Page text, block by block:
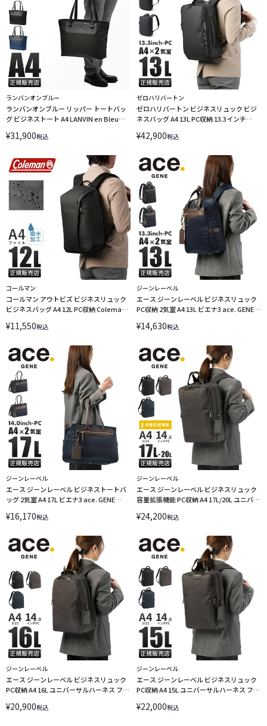
ランバンオンブルー
ランバンオンブルー リッパー トートバッ
グ ビジネストート A4 LANVIN en Bleu
¥31,900税込
ゼロハリバートン
ゼロハリバートン ビジネスリュック ビジ
ネスバッグ A4 13L PC収納 13.3インチ
¥42,900税込
コールマン
コールマン アウトビズ ビジネスリュック
ビジネスバッグ A4 12L PC収納 Coleman
¥11,550税込
ジーンレーベル
エース ジーンレーベル ビジネスリュック
PC収納 2気室 A4 13L ビエナ3 ace. GENE
¥14,630税込
ジーンレーベル
エース ジーンレーベル ビジネストートバ
ッグ 2気室 A4 17L ビエナ3 ace. GENE
¥16,170税込
ジーンレーベル
エース ジーンレーベル ビジネスリュック
容量拡張機能 PC収納 A4 17L/20L ユニバー
LABEL FITEMME 68684
¥24,200税込
ジーンレーベル
エース ジーンレーベル ビジネスリュック
PC収納 A4 16L ユニバーサルハーネス フィ
¥20,900税込
ジーンレーベル
エース ジーンレーベル ビジネスリュック
PC収納 A4 15L ユニバーサルハーネス フィ
¥22,000税込